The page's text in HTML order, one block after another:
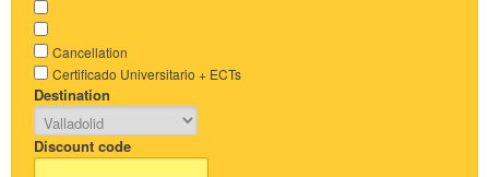
Cancellation
Certificado Universitario + ECTs
Destination
Discount code